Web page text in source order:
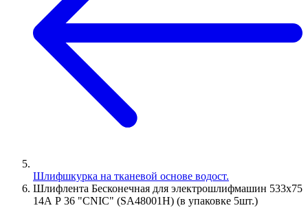
Шлифшкурка на тканевой основе водост.
Шлифлента Бесконечная для электрошлифмашин 533х75
14А Р 36 "CNIC" (SA48001H) (в упаковке 5шт.)